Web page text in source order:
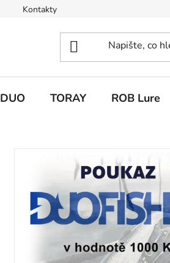
Kontakty
DUO TORAY ROB Lure